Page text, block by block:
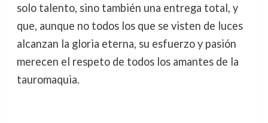
solo talento, sino también una entrega total, y
que, aunque no todos los que se visten de luces
alcanzan la gloria eterna, su esfuerzo y pasión
merecen el respeto de todos los amantes de la
tauromaquia.